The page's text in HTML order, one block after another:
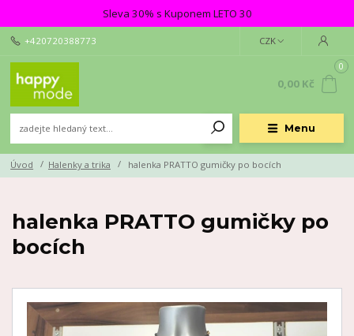
Sleva 30% s Kuponem LETO 30
Menu
CZK
+420720388773
0
0,00 Kč
Úvod Halenky a trika halenka PRATTO gumičky po bocích
halenka PRATTO gumičky po
bocích